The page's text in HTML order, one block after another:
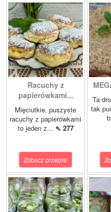
Racuchy z
papierówkami...
Mięciutkie, puszyste
racuchy z papierówkami
to jeden z... ⇖ 277
Zobacz przepis!
Ta
tak